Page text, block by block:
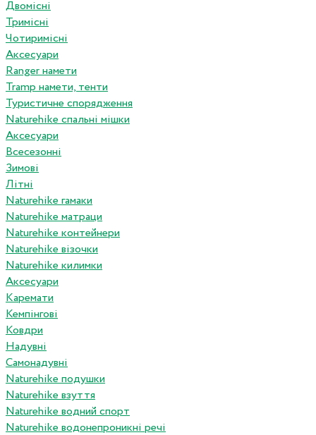
Двомісні
Тримісні
Чотиримісні
Аксесуари
Ranger намети
Tramp намети, тенти
Туристичне спорядження
Naturehike спальні мішки
Аксесуари
Всесезонні
Зимові
Літні
Naturehike гамаки
Naturehike матраци
Naturehike контейнери
Naturehike візочки
Naturehike килимки
Аксесуари
Каремати
Кемпінгові
Ковдри
Надувні
Самонадувні
Naturehike подушки
Naturehike взуття
Naturehike водний спорт
Naturehike водонепроникні речі